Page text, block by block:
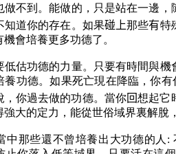
做不到。能做的，只是站在一邊
知道你的存在。如果碰上那些有特
會培養更多功德了。
低估功德的力量。只要有時間與
養功德。如果死亡現在降臨，你
你過去做的功德。當你回想起它
大的定力，能從世俗域界裏解脫
中那些還不曾培養出大功德的人